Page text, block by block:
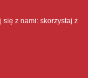
się z nami: skorzystaj z